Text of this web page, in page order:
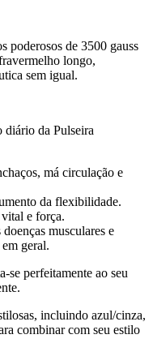
poderosos de 3500 gauss
longo,
sem igual.
diário da Pulseira
má circulação e
da flexibilidade.
e força.
musculares e
geral.
se perfeitamente ao seu
incluindo azul/cinza,
combinar com seu estilo